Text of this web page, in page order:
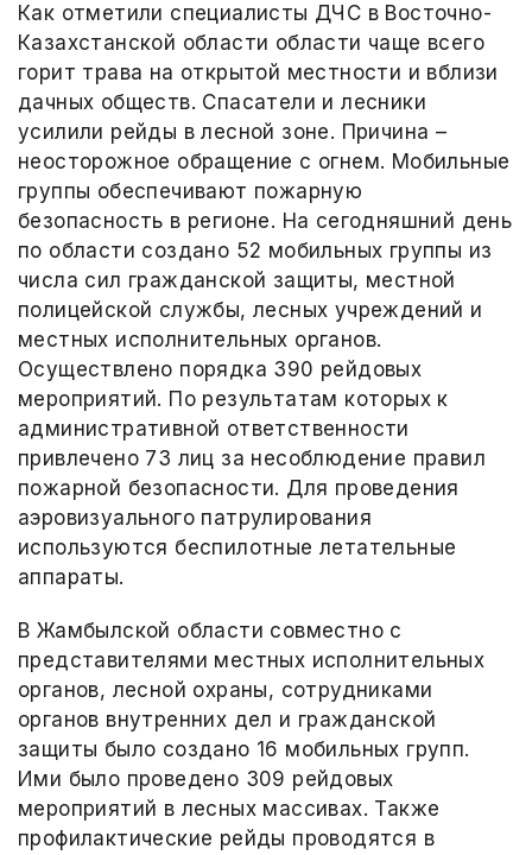
Как отметили специалисты ДЧС в Восточно-
Казахстанской области области чаще всего
горит трава на открытой местности и вблизи
дачных обществ. Спасатели и лесники
усилили рейды в лесной зоне. Причина –
неосторожное обращение с огнем. Мобильные
группы обеспечивают пожарную
безопасность в регионе. На сегодняшний день
по области создано 52 мобильных группы из
числа сил гражданской защиты, местной
полицейской службы, лесных учреждений и
местных исполнительных органов.
Осуществлено порядка 390 рейдовых
мероприятий. По результатам которых к
административной ответственности
привлечено 73 лиц за несоблюдение правил
пожарной безопасности. Для проведения
аэровизуального патрулирования
используются беспилотные летательные
аппараты.
В Жамбылской области совместно с
представителями местных исполнительных
органов, лесной охраны, сотрудниками
органов внутренних дел и гражданской
защиты было создано 16 мобильных групп.
Ими было проведено 309 рейдовых
мероприятий в лесных массивах. Также
профилактические рейды проводятся в